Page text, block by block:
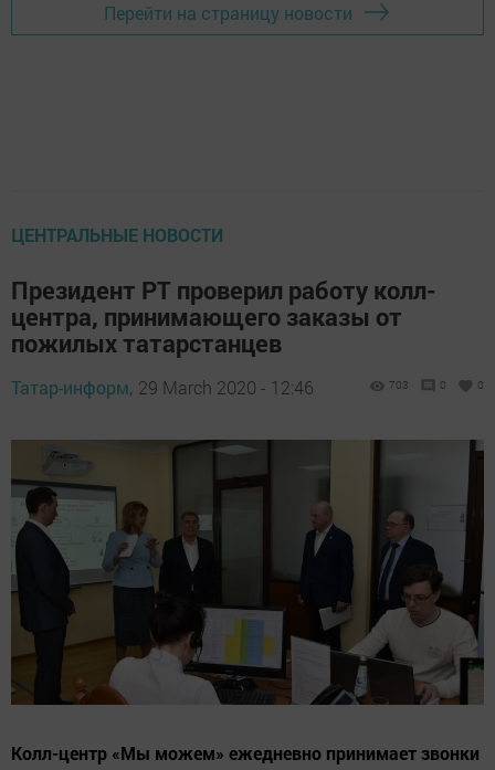
Перейти на страницу новости
ЦЕНТРАЛЬНЫЕ НОВОСТИ
Президент РТ проверил работу колл-
центра, принимающего заказы от
пожилых татарстанцев
Татар-информ, 29 March 2020 - 12:46 703 0 0
Колл-центр «Мы можем» ежедневно принимает звонки